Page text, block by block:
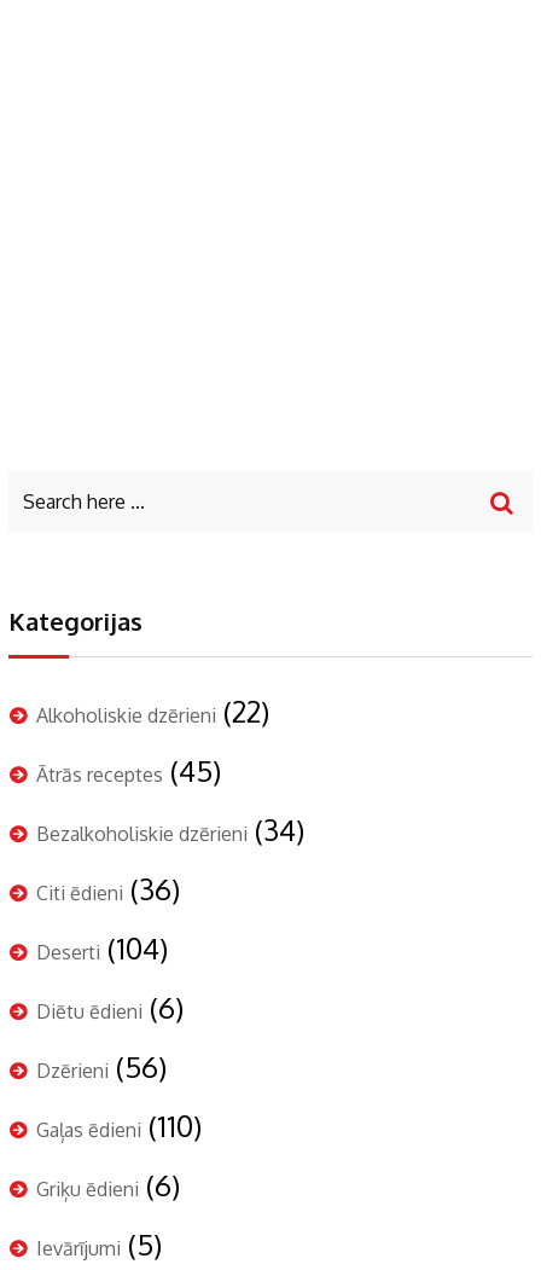
Kategorijas
Alkoholiskie dzērieni (22)
Ātrās receptes (45)
Bezalkoholiskie dzērieni (34)
Citi ēdieni (36)
Deserti (104)
Diētu ēdieni (6)
Dzērieni (56)
Gaļas ēdieni (110)
Griķu ēdieni (6)
Ievārījumi (5)